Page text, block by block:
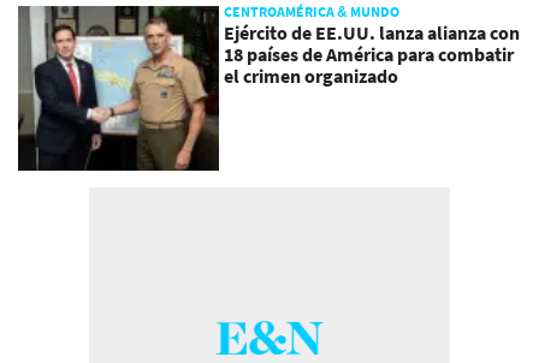
CENTROAMÉRICA & MUNDO
Ejército de EE.UU. lanza alianza con
18 países de América para combatir
el crimen organizado